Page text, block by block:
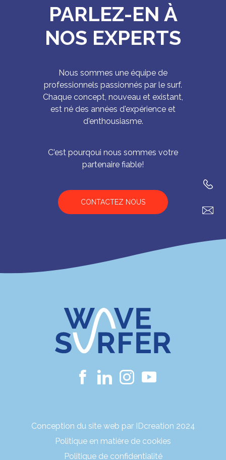
PARLEZ-EN À
NOS EXPERTS
Nous sommes une équipe de
professionnels passionnés par le surf.
Chaque concept, nouveau et existant,
est né des années d'expérience et
d'enthousiasme.
C'est pourqoui nous sommes votre
partenaire fiable!
CONTACTEZ NOUS
Conception du site web par IDcreation 2024
Politique en matière de cookies
Politique de confidentialité